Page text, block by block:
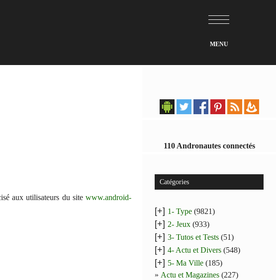
aux utilisateurs du sitewww.android-
110 Andronautes connectés
Catégories
[+] 1- Type (9821)
[+] 2- Jeux (933)
[+] 3- Tutos et Tests (51)
[+] 4- Actu et Divers (548)
[+] 5- Ma Ville (185)
Actu et Magazines (227)